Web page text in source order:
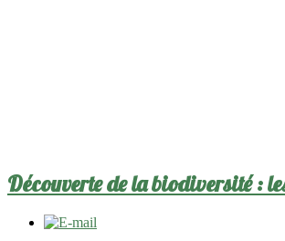
Découverte de la biodiversité :